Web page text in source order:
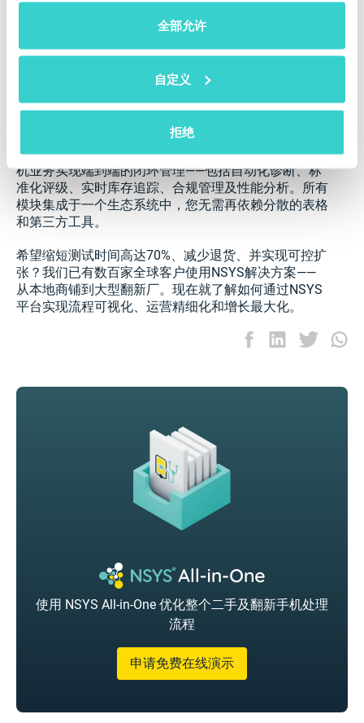
全部允许
自定义
拒绝
结语
二手手机业务潜力巨大——但仅属于那些以专业精神经
营的人。通过规避这10个常见错误，您可以有效提升
运营效率、客户满意度以及长期盈利能力。不论您是个
人卖家还是中型翻新商，可持续发展都始于正确的系统
和思维方式。
利用现代自动化工具可以大幅简化这一过程。例如，
NSYS All-in-One Platform 全功能平台旨在助力二手手
机业务实现端到端的闭环管理——包括自动化诊断、标
准化评级、实时库存追踪、合规管理及性能分析。所有
模块集成于一个生态系统中，您无需再依赖分散的表格
和第三方工具。
希望缩短测试时间高达70%、减少退货、并实现可控扩
张？我们已有数百家全球客户使用NSYS解决方案——
从本地商铺到大型翻新厂。现在就了解如何通过NSYS
平台实现流程可视化、运营精细化和增长最大化。
使用 NSYS All-in-One 优化整个二手及翻新手机处理
流程
申请免费在线演示